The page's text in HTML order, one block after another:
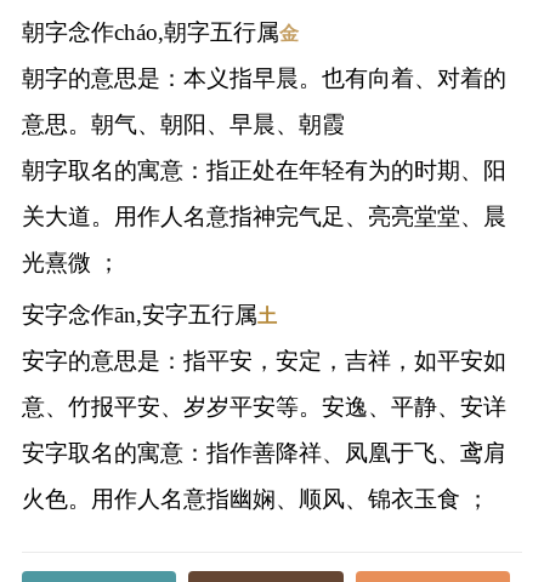
朝字念作cháo,朝字五行属金
朝字的意思是：本义指早晨。也有向着、对着的
意思。朝气、朝阳、早晨、朝霞
朝字取名的寓意：指正处在年轻有为的时期、阳
关大道。用作人名意指神完气足、亮亮堂堂、晨
光熹微 ；
安字念作ān,安字五行属土
安字的意思是：指平安，安定，吉祥，如平安如
意、竹报平安、岁岁平安等。安逸、平静、安详
安字取名的寓意：指作善降祥、凤凰于飞、鸢肩
火色。用作人名意指幽娴、顺风、锦衣玉食 ；